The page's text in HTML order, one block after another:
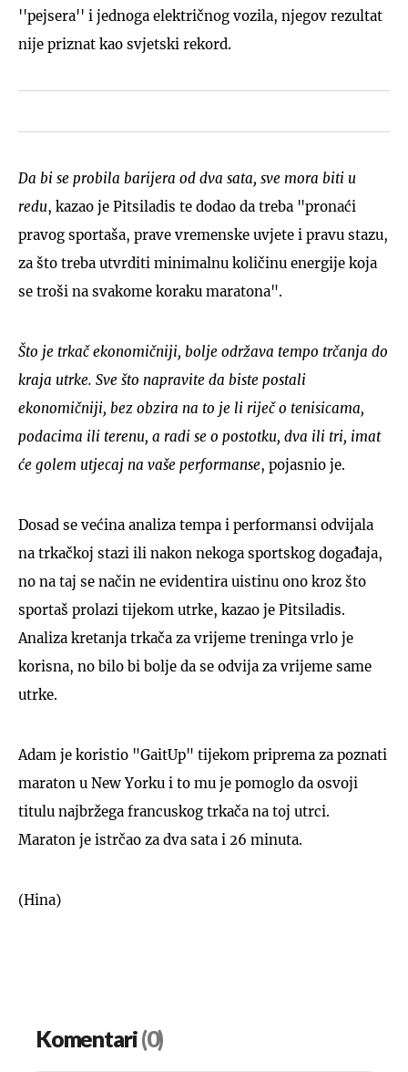
''pejsera'' i jednoga električnog vozila, njegov rezultat
nije priznat kao svjetski rekord.
Da bi se probila barijera od dva sata, sve mora biti u
redu, kazao je Pitsiladis te dodao da treba "pronaći
pravog sportaša, prave vremenske uvjete i pravu stazu,
za što treba utvrditi minimalnu količinu energije koja
se troši na svakome koraku maratona".
Što je trkač ekonomičniji, bolje održava tempo trčanja do
kraja utrke. Sve što napravite da biste postali
ekonomičniji, bez obzira na to je li riječ o tenisicama,
podacima ili terenu, a radi se o postotku, dva ili tri, imat
će golem utjecaj na vaše performanse, pojasnio je.
Dosad se većina analiza tempa i performansi odvijala
na trkačkoj stazi ili nakon nekoga sportskog događaja,
no na taj se način ne evidentira uistinu ono kroz što
sportaš prolazi tijekom utrke, kazao je Pitsiladis.
Analiza kretanja trkača za vrijeme treninga vrlo je
korisna, no bilo bi bolje da se odvija za vrijeme same
utrke.
Adam je koristio "GaitUp" tijekom priprema za poznati
maraton u New Yorku i to mu je pomoglo da osvoji
titulu najbržega francuskog trkača na toj utrci.
Maraton je istrčao za dva sata i 26 minuta.
(Hina)
Komentari(0)